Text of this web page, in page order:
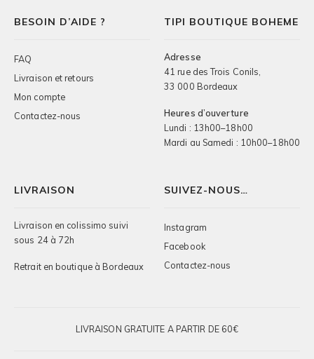
BESOIN D’AIDE ?
FAQ
Livraison et retours
Mon compte
Contactez-nous
TIPI BOUTIQUE BOHEME
Adresse
41 rue des Trois Conils,
33 000 Bordeaux
Heures d’ouverture
Lundi : 13h00–18h00
Mardi au Samedi : 10h00–18h00
LIVRAISON
Livraison en colissimo suivi
sous 24 à 72h
Retrait en boutique à Bordeaux
SUIVEZ-NOUS…
Instagram
Facebook
Contactez-nous
LIVRAISON GRATUITE A PARTIR DE 60€